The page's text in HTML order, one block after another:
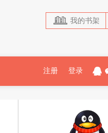
我的书架
注册 登录